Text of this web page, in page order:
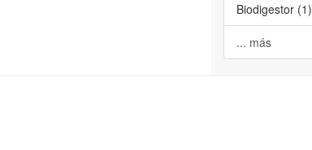
Biodigestor (1)
... más